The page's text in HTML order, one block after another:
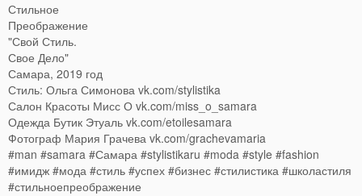
Стильное
Преображение
"Свой Стиль.
Свое Дело"
Самара, 2019 год
Стиль: Ольга Симонова vk.com/stylistika
Салон Красоты Мисс О vk.com/miss_o_samara
Одежда Бутик Этуаль vk.com/etoilesamara
Фотограф Мария Грачева vk.com/grachevamaria
#man #samara #Самара #stylistikaru #moda #style #fashion
#имидж #мода #стиль #успех #бизнес #стилистика #школастиля
#стильноепреображение